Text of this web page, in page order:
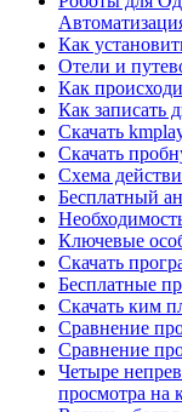
Как
Отели и
Как
Как записать
Скачать
Скачать
Схема
Бесплатный
Ключевые
Скачать
Бесплатные
Скачать ким
Сравнение
Сравнение
Четыре
просмотра на